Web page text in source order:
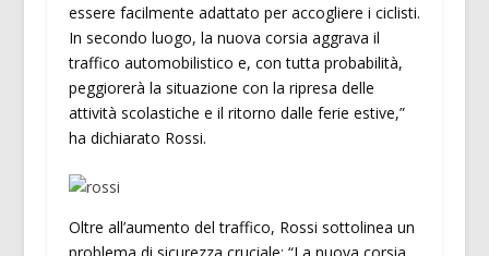
essere facilmente adattato per accogliere i ciclisti.
In secondo luogo, la nuova corsia aggrava il
traffico automobilistico e, con tutta probabilità,
peggiorerà la situazione con la ripresa delle
attività scolastiche e il ritorno dalle ferie estive,”
ha dichiarato Rossi.
Oltre all’aumento del traffico, Rossi sottolinea un